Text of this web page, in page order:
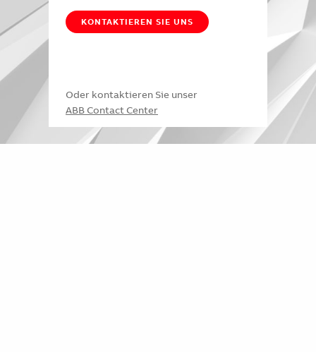
KONTAKTIEREN SIE UNS
Oder kontaktieren Sie unser
ABB Contact Center